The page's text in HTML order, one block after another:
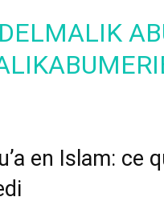
en Islam: ce